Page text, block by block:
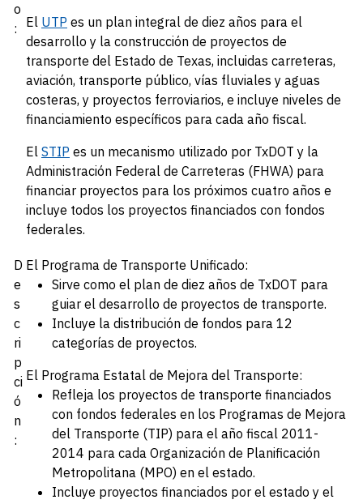
o
:
El UTP es un plan integral de diez años para el
desarrollo y la construcción de proyectos de
transporte del Estado de Texas, incluidas carreteras,
aviación, transporte público, vías fluviales y aguas
costeras, y proyectos ferroviarios, e incluye niveles de
financiamiento específicos para cada año fiscal.
El STIP es un mecanismo utilizado por TxDOT y la
Administración Federal de Carreteras (FHWA) para
financiar proyectos para los próximos cuatro años e
incluye todos los proyectos financiados con fondos
federales.
D
e
s
c
ri
p
ci
ó
n
:
El Programa de Transporte Unificado:
Sirve como el plan de diez años de TxDOT para
guiar el desarrollo de proyectos de transporte.
Incluye la distribución de fondos para 12
categorías de proyectos.
El Programa Estatal de Mejora del Transporte:
Refleja los proyectos de transporte financiados
con fondos federales en los Programas de Mejora
del Transporte (TIP) para el año fiscal 2011-
2014 para cada Organización de Planificación
Metropolitana (MPO) en el estado.
Incluye proyectos financiados por el estado y el